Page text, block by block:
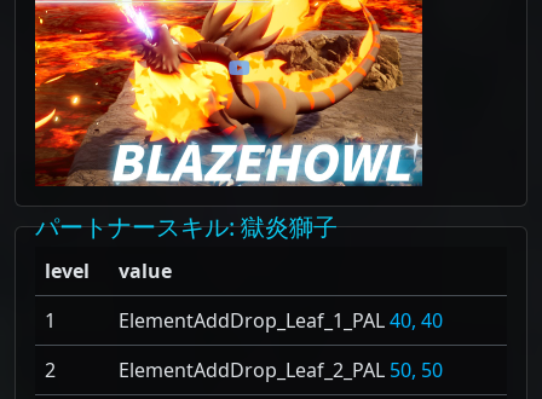
パートナースキル: 獄炎獅子
level
value
1
ElementAddDrop_Leaf_1_PAL40, 40
2
ElementAddDrop_Leaf_2_PAL 50, 50